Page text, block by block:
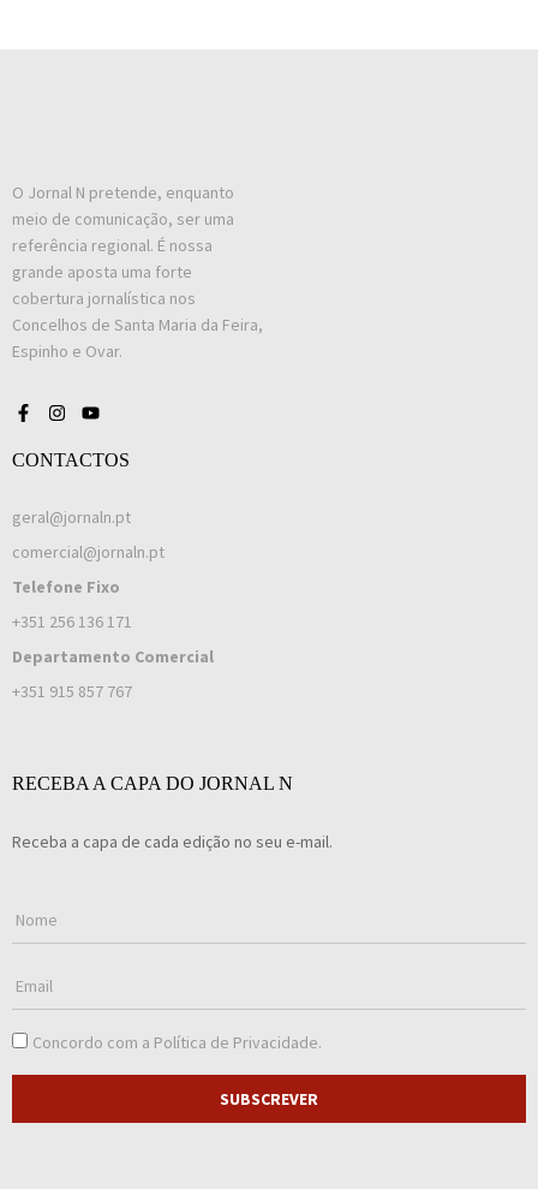
O Jornal N pretende, enquanto
meio de comunicação, ser uma
referência regional. É nossa
grande aposta uma forte
cobertura jornalística nos
Concelhos de Santa Maria da Feira,
Espinho e Ovar.
CONTACTOS
geral@jornaln.pt
comercial@jornaln.pt
Telefone Fixo
+351 256 136 171
Departamento Comercial
+351 915 857 767
RECEBA A CAPA DO JORNAL N
Receba a capa de cada edição no seu e-mail.
Concordo com a Política de Privacidade.
SUBSCREVER